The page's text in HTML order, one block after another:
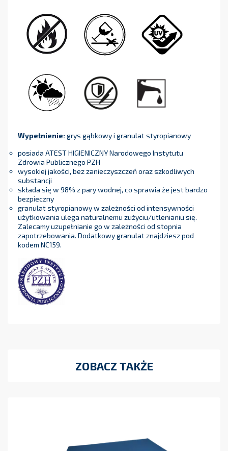
Wypełnienie:grys gąbkowy i granulat styropianowy
posiada ATEST HIGIENICZNY Narodowego Instytutu
Zdrowia Publicznego PZH
wysokiej jakości, bez zanieczyszczeń oraz szkodliwych
substancji
składa się w 98% z pary wodnej, co sprawia że jest bardzo
bezpieczny
granulat styropianowy w zależności od intensywności
użytkowania ulega naturalnemu zużyciu/utlenianiu się.
Zalecamy uzupełnianie go w zależności od stopnia
zapotrzebowania. Dodatkowy granulat znajdziesz pod
kodem NC159.
ZOBACZ TAKŻE